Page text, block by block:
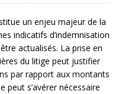
un enjeu majeur de la
indicatifs d’indemnisation
actualisés. La prise en
du litige peut justifier
par rapport aux montants
peut s’avérer nécessaire